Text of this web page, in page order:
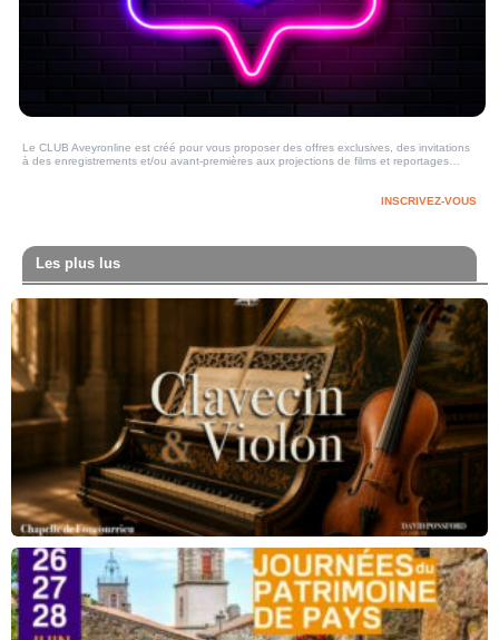
Le CLUB Aveyronline est créé pour vous proposer des offres exclusives, des invitations
à des enregistrements et/ou avant-premières aux projections de films et reportages…
INSCRIVEZ-VOUS
Les plus lus